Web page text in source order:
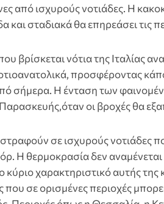
από ισχυρούς νοτιάδες. Η
και σταδιακά θα επηρεάσει τις
βρίσκεται νότια της Ιταλίας
προσφέροντας
σήμερα. Η ένταση των
οι βροχές θα
σε ισχυρούς νοτιάδες
Η θερμοκρασία δεν
κύριο χαρακτηριστικό αυτής της
σε ορισμένες περιοχές μπορεί